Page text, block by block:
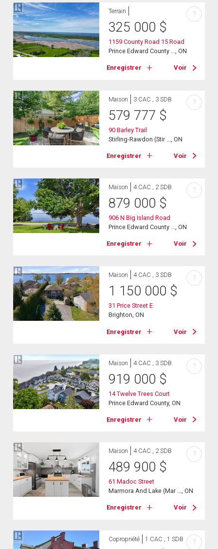
Terrain
325 000 $
1159 County Road 15 Road
Prince Edward County ..., ON
Enregistrer Voir
?
Maison 3 CAC , 3 SDB
579 777 $
90 Barley Trail
Stirling-Rawdon (Stir ..., ON
Enregistrer Voir
?
Maison 4 CAC , 2 SDB
879 000 $
906 N Big Island Road
Prince Edward County ..., ON
Enregistrer Voir
?
Maison 4 CAC , 3 SDB
1 150 000 $
31 Price Street E
Brighton, ON
Enregistrer Voir
?
Maison 4 CAC , 3 SDB
919 000 $
14 Twelve Trees Court
Prince Edward County, ON
Enregistrer Voir
?
Maison 4 CAC , 2 SDB
489 900 $
61 Madoc Street
Marmora And Lake (Mar ..., ON
Enregistrer Voir
?
Copropriété 1 CAC , 1 SDB ?